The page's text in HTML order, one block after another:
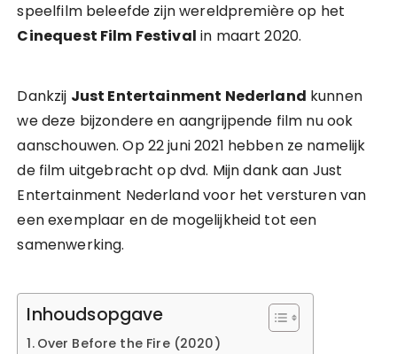
speelfilm beleefde zijn wereldpremière op het
Cinequest Film Festival in maart 2020.
Dankzij Just Entertainment Nederland kunnen
we deze bijzondere en aangrijpende film nu ook
aanschouwen. Op 22 juni 2021 hebben ze namelijk
de film uitgebracht op dvd. Mijn dank aan Just
Entertainment Nederland voor het versturen van
een exemplaar en de mogelijkheid tot een
samenwerking.
Inhoudsopgave
Over Before the Fire (2020)